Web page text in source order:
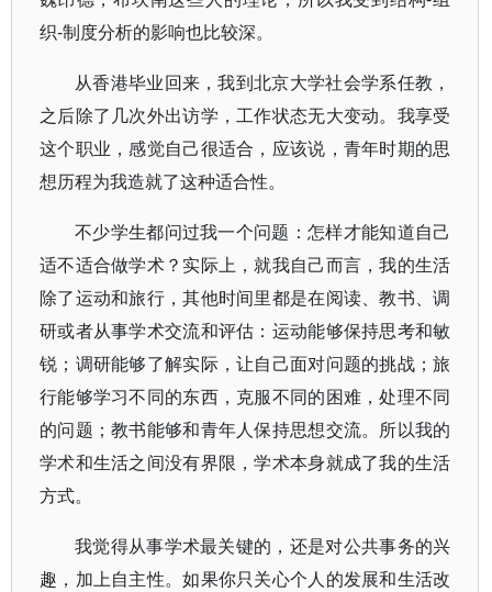
织-制度分析的影响也比较深。
从香港毕业回来，我到北京大学社会学系任教，
之后除了几次外出访学，工作状态无大变动。我享受
这个职业，感觉自己很适合，应该说，青年时期的思
想历程为我造就了这种适合性。
不少学生都问过我一个问题：怎样才能知道自己
适不适合做学术？实际上，就我自己而言，我的生活
除了运动和旅行，其他时间里都是在阅读、教书、调
研或者从事学术交流和评估：运动能够保持思考和敏
锐；调研能够了解实际，让自己面对问题的挑战；旅
行能够学习不同的东西，克服不同的困难，处理不同
的问题；教书能够和青年人保持思想交流。所以我的
学术和生活之间没有界限，学术本身就成了我的生活
方式。
我觉得从事学术最关键的，还是对公共事务的兴
趣，加上自主性。如果你只关心个人的发展和生活改